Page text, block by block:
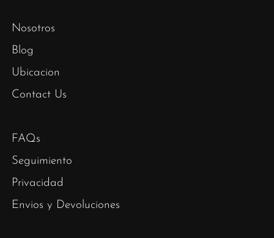
Nosotros
Blog
Ubicacion
Contact Us
FAQs
Seguimiento
Privacidad
Envios y Devoluciones